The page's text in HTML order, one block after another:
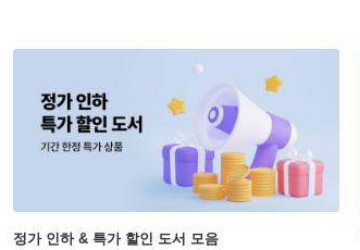
정가 인하 & 특가 할인 도서 모음